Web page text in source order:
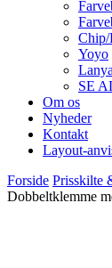
Yoyo
SE
Om os
Nyheder
Kontakt
Layout-
Forside Prisskilte
Dobbeltklemme